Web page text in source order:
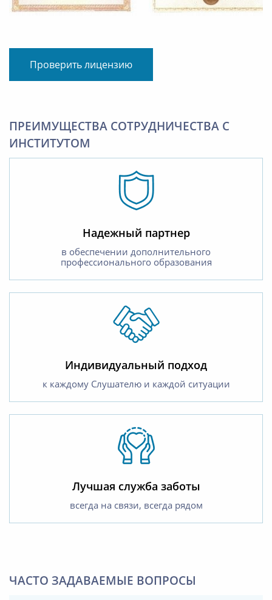
Проверить лицензию
ПРЕИМУЩЕСТВА СОТРУДНИЧЕСТВА С
ИНСТИТУТОМ
Надежный партнер
в обеспечении дополнительного
профессионального образования
Индивидуальный подход
к каждому Слушателю и каждой ситуации
Лучшая служба заботы
всегда на связи, всегда рядом
ЧАСТО ЗАДАВАЕМЫЕ ВОПРОСЫ